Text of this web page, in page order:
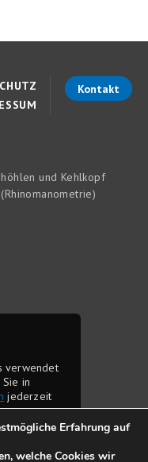
Kontakt
und Kehlkopf
Erfahrung auf
welche Cookies wir
ver­wendet
in
jederzeit